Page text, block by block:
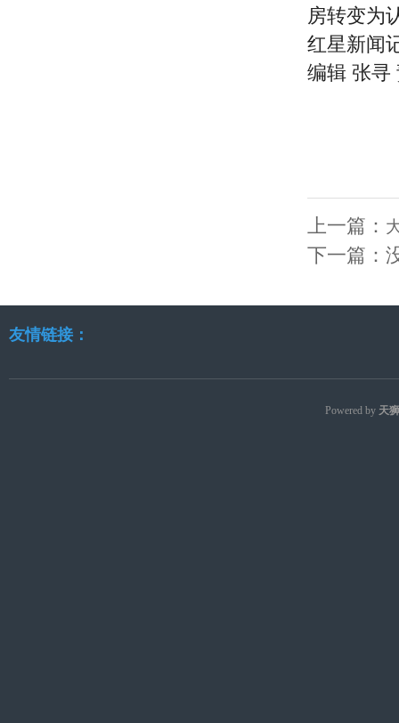
房转变为
红星新闻
编辑 张寻
上一篇：
下一篇：
友情链接：
Powered by 天